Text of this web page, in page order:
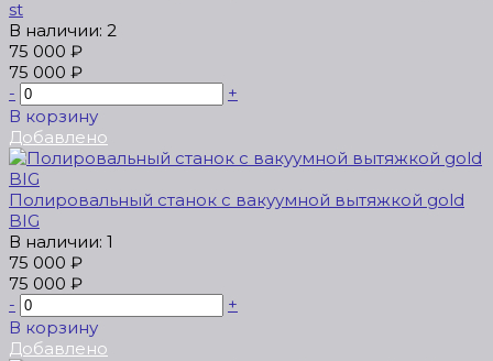
st
В наличии: 2
75 000 ₽
75 000 ₽
-
+
В корзину
Добавлено
Полировальный станок с вакуумной вытяжкой gold
BIG
В наличии: 1
75 000 ₽
75 000 ₽
-
+
В корзину
Добавлено